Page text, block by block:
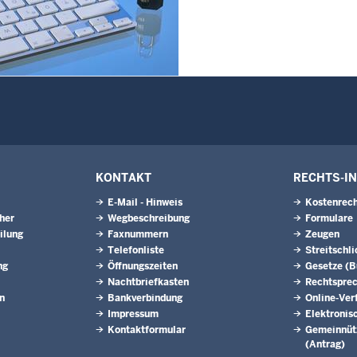
2026
- Schiedsleute helfen Streit
KONTAKT
E-Mail - Hinweis
Wegbeschreibung
Faxnummern
Telefonliste
Öffnungszeiten
Nachtbriefkasten
Bankverbindung
Impressum
Kontaktformular
RECHTS-
Formulare
Zeugen
Gesetze
Online-
(Antrag)